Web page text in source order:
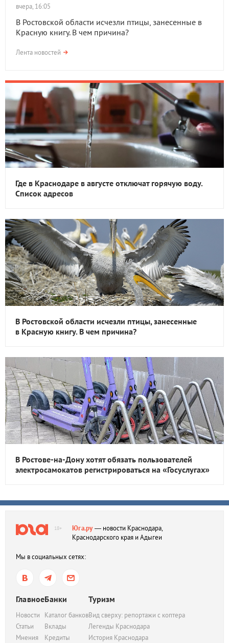
вчера, 16:05
В Ростовской области исчезли птицы, занесенные в
Красную книгу. В чем причина?
Лента новостей
Где в Краснодаре в августе отключат горячую воду.
Список адресов
В Ростовской области исчезли птицы, занесенные
в Красную книгу. В чем причина?
В Ростове-на-Дону хотят обязать пользователей
электросамокатов регистрироваться на «Госуслугах»
18+ Юга.ру— новости Краснодара,
Краснодарского края и Адыгеи
Мы в социальных сетях:
Главное
Новости
Статьи
Мнения
Банки
Каталог банков
Вклады
Кредиты
Туризм
Вид сверху: репортажи с коптера
Легенды Краснодара
История Краснодара